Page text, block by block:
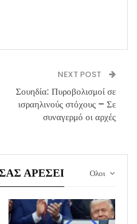
NEXT POST
Σουηδία: Πυροβολισμοί σε
ισραηλινούς στόχους – Σε
συναγερμό οι αρχές
Ολοι
ΑΡΈΣΕΙ